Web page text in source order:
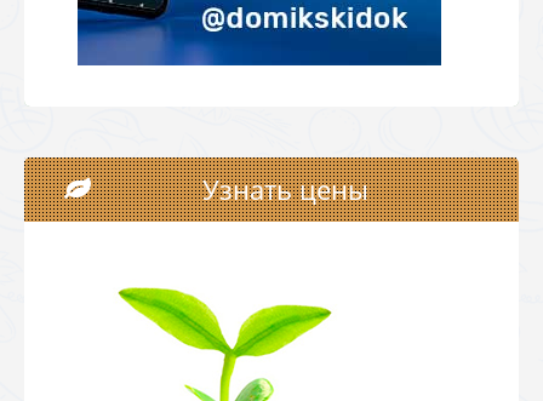
Узнать цены